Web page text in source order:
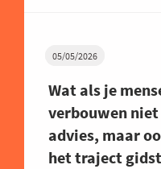
05/05/2026
Wat als je
verbouwen
advies, maar
het traject